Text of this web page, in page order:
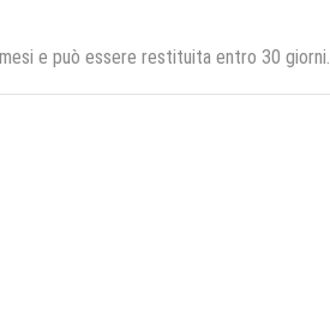
e può essere restituita entro 30 giorni.